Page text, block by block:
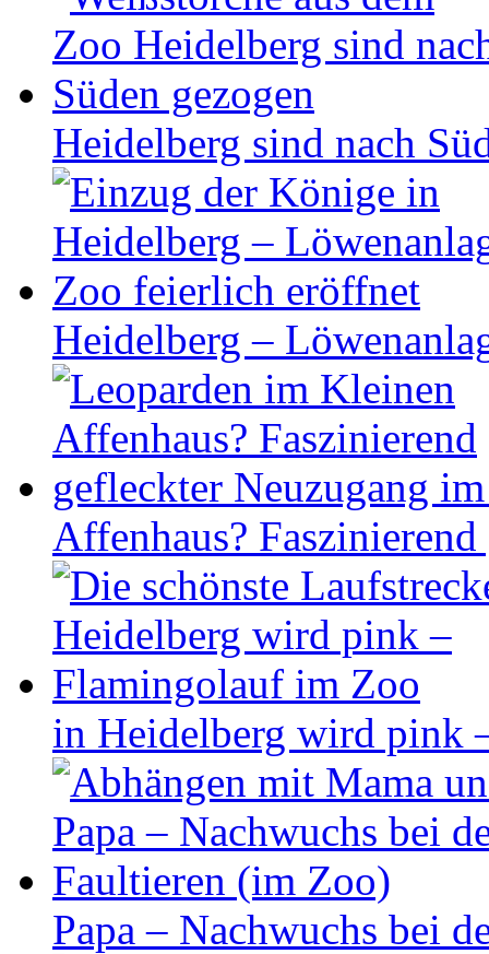
Heidelberg sind nach
Heidelberg –
Affenhaus?
in Heidelberg wird pink
Papa – Nachwuchs bei